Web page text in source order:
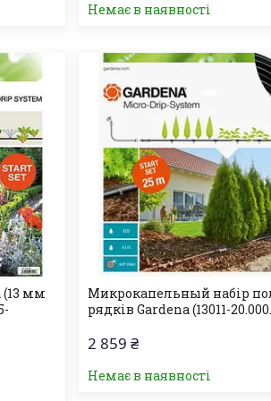
Немає в наявності
(13 мм
Микрокапельный набір
рядків Gardena (13011-
2 859 ₴
Немає в наявності